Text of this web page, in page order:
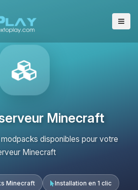
Minecraft
disponibles pour votre
Minecraft
Minecraft Installation en 1 clic